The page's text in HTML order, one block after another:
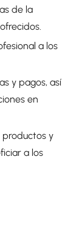
de la
a los
y pagos, así
en
y
a los